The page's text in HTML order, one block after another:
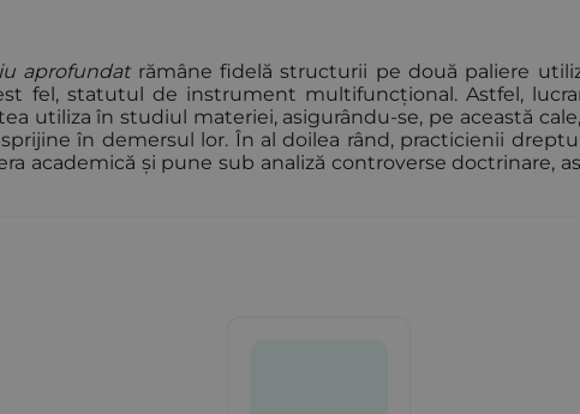
aprofundatrămâne fidelă structurii pe două paliere
fel, statutul de instrument multifuncțional. Astfel,
utiliza în studiul materiei, asigurându-se, pe această
în demersul lor. În al doilea rând, practicienii
academică și pune sub analiză controverse doctrinare,